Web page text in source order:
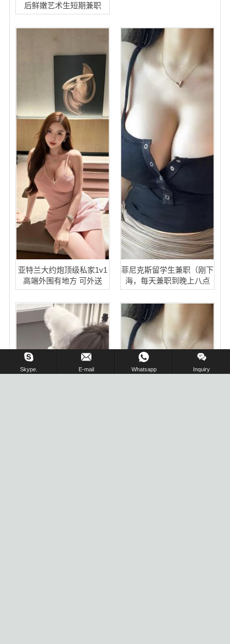
后鲜嫩艺术生短期兼职
亚特兰大约炮顶级私家1v1
高端外围有地方 可外送
菲尼克斯留学生兼职（刚下
海，每天兼职到晚上八点
Skype. E-mail Whatsapp Inquiry
在线留言 !